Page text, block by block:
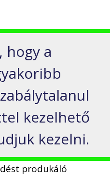
a
kezelhető
kezelni.
produkáló